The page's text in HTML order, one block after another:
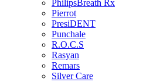
PhilipsBreath Rx
Pierrot
PresiDENT
Punchale
R.O.C.S
Rasyan
Remars
Silver Care